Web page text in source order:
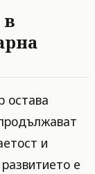
в
остава
и
е